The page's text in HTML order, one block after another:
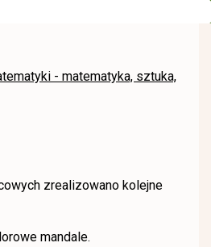
- matematyka, sztuka,
zrealizowano kolejne
mandale.